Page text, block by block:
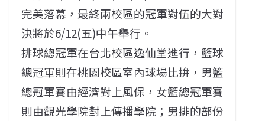
完美落幕，最終兩校區的冠軍對伍的大對
決將於6/12(五)中午舉行。
排球總冠軍在台北校區逸仙堂進行，籃球
總冠軍則在桃園校區室內球場比拚，男籃
總冠軍賽由經濟對上風保，女籃總冠軍賽
則由觀光學院對上傳播學院；男排的部份